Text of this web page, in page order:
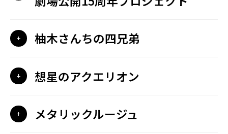
柚木さんちの四兄弟
想星のアクエリオン
メタリックルージュ